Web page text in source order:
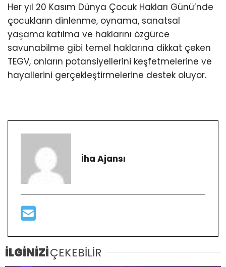
Her yıl 20 Kasım Dünya Çocuk Hakları Günü’nde
çocukların dinlenme, oynama, sanatsal
yaşama katılma ve haklarını özgürce
savunabilme gibi temel haklarına dikkat çeken
TEGV, onların potansiyellerini keşfetmelerine ve
hayallerini gerçekleştirmelerine destek oluyor.
İha Ajansı
İLGİNİZİÇEKEBİLİR